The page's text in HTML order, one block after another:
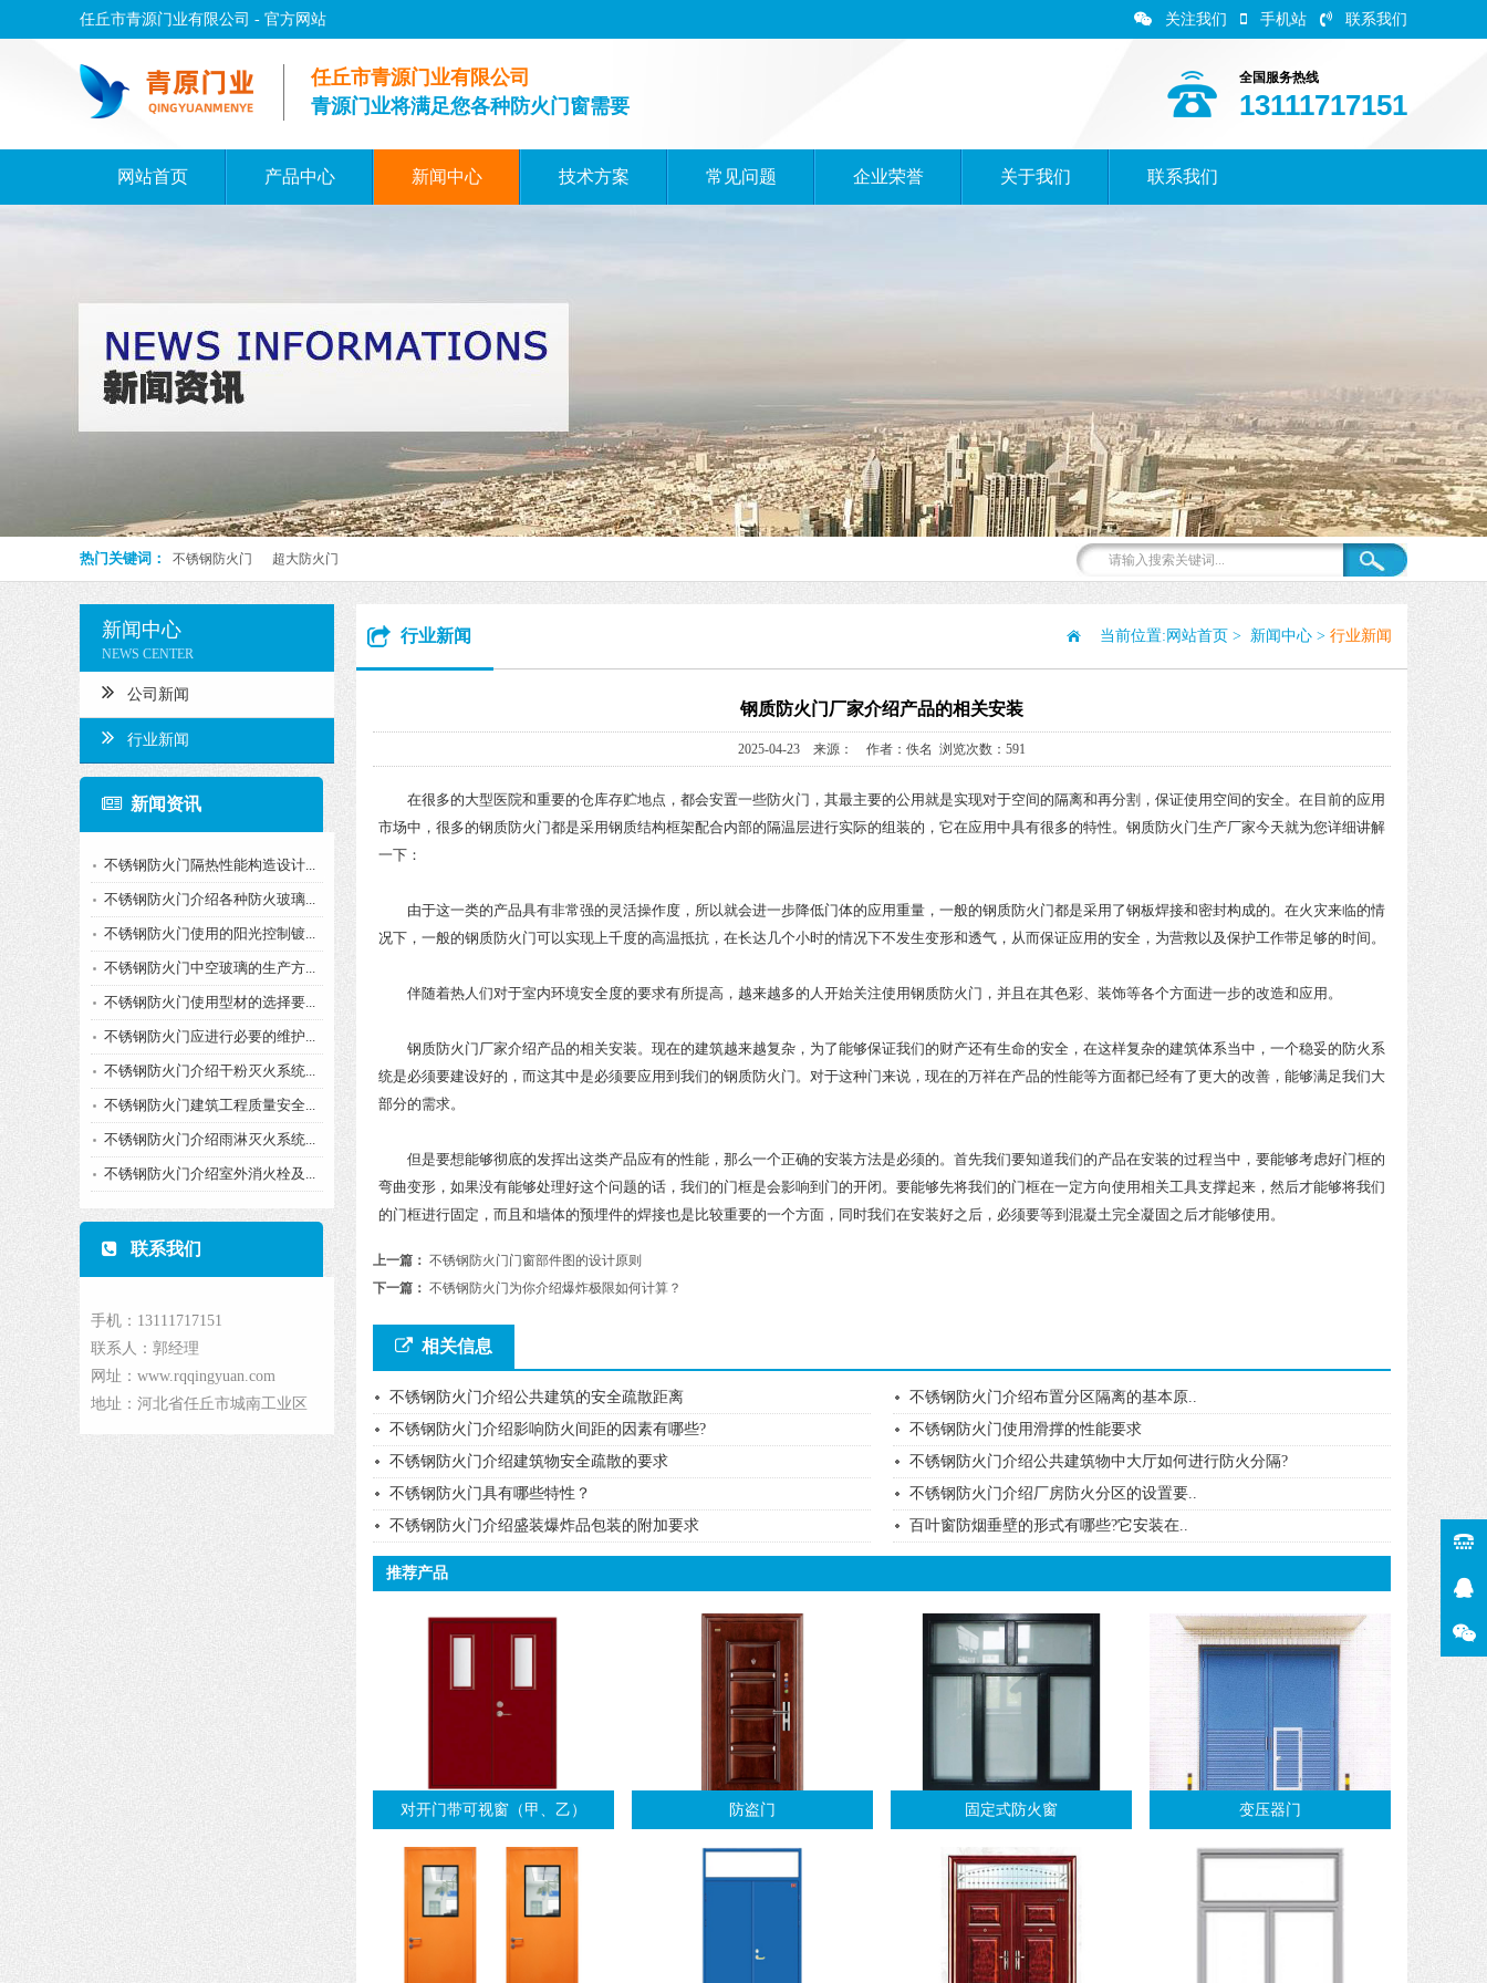
任丘市青源门业有限公司 - 官方网站 关注我们 手机站 联系我们
全国服务热线
13111717151
任丘市青源门业有限公司
青源门业将满足您各种防火门窗需要
网站首页 产品中心 新闻中心 技术方案 常见问题 企业荣誉 关于我们 联系我们
热门关键词： 不锈钢防火门 超大防火门
新闻中心
NEWS CENTER
公司新闻
行业新闻
新闻资讯
不锈钢防火门隔热性能构造设计...
不锈钢防火门介绍各种防火玻璃...
不锈钢防火门使用的阳光控制镀...
不锈钢防火门中空玻璃的生产方...
不锈钢防火门使用型材的选择要...
不锈钢防火门应进行必要的维护...
不锈钢防火门介绍干粉灭火系统...
不锈钢防火门建筑工程质量安全...
不锈钢防火门介绍雨淋灭火系统...
不锈钢防火门介绍室外消火栓及...
联系我们
手机：13111717151
联系人：郭经理
网址：www.rqqingyuan.com
地址：河北省任丘市城南工业区
行业新闻 当前位置: 网站首页 > 新闻中心 > 行业新闻
钢质防火门厂家介绍产品的相关安装
2025-04-23 来源： 作者：佚名 浏览次数：591
在很多的大型医院和重要的仓库存贮地点，都会安置一些防火门，其最主要的公用就是实现对于空间的隔离和再分割，保证使用空间的安全。在目前的应用
市场中，很多的钢质防火门都是采用钢质结构框架配合内部的隔温层进行实际的组装的，它在应用中具有很多的特性。钢质防火门生产厂家今天就为您详细讲解
一下：
由于这一类的产品具有非常强的灵活操作度，所以就会进一步降低门体的应用重量，一般的钢质防火门都是采用了钢板焊接和密封构成的。在火灾来临的情
况下，一般的钢质防火门可以实现上千度的高温抵抗，在长达几个小时的情况下不发生变形和透气，从而保证应用的安全，为营救以及保护工作带足够的时间。
伴随着热人们对于室内环境安全度的要求有所提高，越来越多的人开始关注使用钢质防火门，并且在其色彩、装饰等各个方面进一步的改造和应用。
钢质防火门厂家介绍产品的相关安装。现在的建筑越来越复杂，为了能够保证我们的财产还有生命的安全，在这样复杂的建筑体系当中，一个稳妥的防火系
统是必须要建设好的，而这其中是必须要应用到我们的钢质防火门。对于这种门来说，现在的万祥在产品的性能等方面都已经有了更大的改善，能够满足我们大
部分的需求。
但是要想能够彻底的发挥出这类产品应有的性能，那么一个正确的安装方法是必须的。首先我们要知道我们的产品在安装的过程当中，要能够考虑好门框的
弯曲变形，如果没有能够处理好这个问题的话，我们的门框是会影响到门的开闭。要能够先将我们的门框在一定方向使用相关工具支撑起来，然后才能够将我们
的门框进行固定，而且和墙体的预埋件的焊接也是比较重要的一个方面，同时我们在安装好之后，必须要等到混凝土完全凝固之后才能够使用。
上一篇： 不锈钢防火门门窗部件图的设计原则
下一篇： 不锈钢防火门为你介绍爆炸极限如何计算？
相关信息
不锈钢防火门介绍公共建筑的安全疏散距离
​不锈钢防火门介绍布置分区隔离的基本原..
不锈钢防火门介绍影响防火间距的因素有哪些?
不锈钢防火门使用滑撑的性能要求
不锈钢防火门介绍建筑物安全疏散的要求
不锈钢防火门介绍公共建筑物中大厅如何进行防火分隔?
不锈钢防火门具有哪些特性？
不锈钢防火门介绍​厂房防火分区的设置要..
不锈钢防火门介绍盛装爆炸品包装的附加要求
百叶窗​防烟垂壁的形式有哪些?它安装在..
推荐产品
对开门带可视窗（甲、乙） 防盗门 固定式防火窗 变压器门